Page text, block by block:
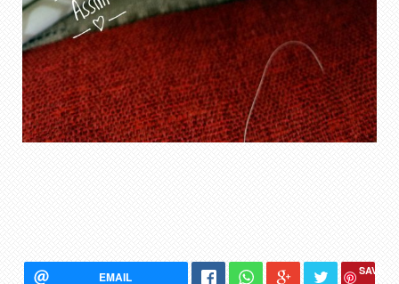
EMAIL SAVE